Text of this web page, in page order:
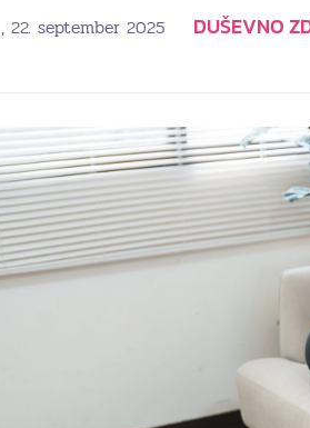
, 22. september 2025 DUŠEVNO